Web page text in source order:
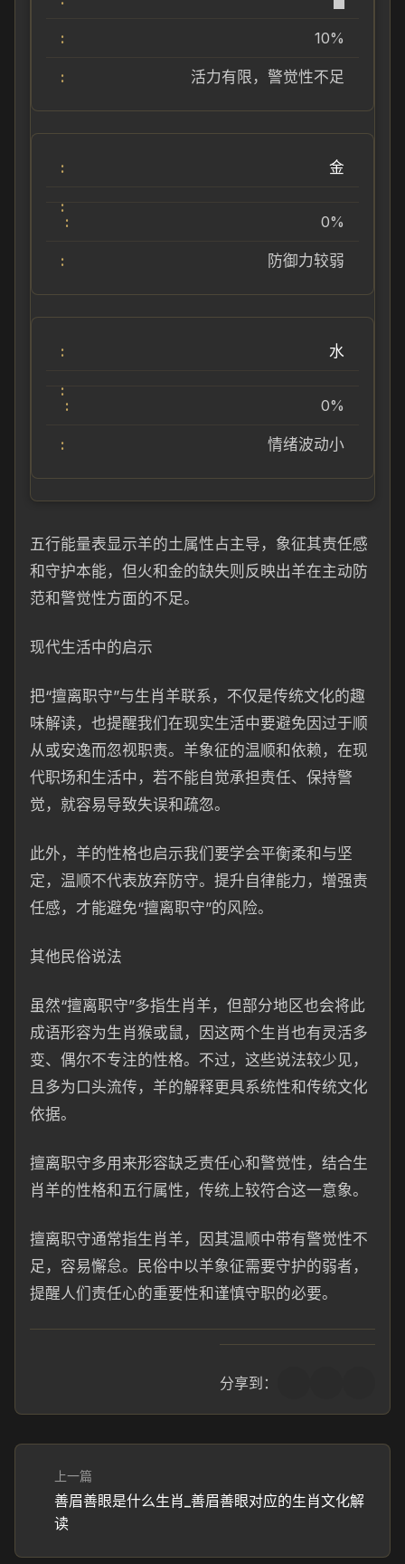
10%
活力有限，警觉性不足
金
0%
防御力较弱
水
0%
情绪波动小
五行能量表显示羊的土属性占主导，象征其责任感
和守护本能，但火和金的缺失则反映出羊在主动防
范和警觉性方面的不足。
现代生活中的启示
把“擅离职守”与生肖羊联系，不仅是传统文化的趣
味解读，也提醒我们在现实生活中要避免因过于顺
从或安逸而忽视职责。羊象征的温顺和依赖，在现
代职场和生活中，若不能自觉承担责任、保持警
觉，就容易导致失误和疏忽。
此外，羊的性格也启示我们要学会平衡柔和与坚
定，温顺不代表放弃防守。提升自律能力，增强责
任感，才能避免“擅离职守”的风险。
其他民俗说法
虽然“擅离职守”多指生肖羊，但部分地区也会将此
成语形容为生肖猴或鼠，因这两个生肖也有灵活多
变、偶尔不专注的性格。不过，这些说法较少见，
且多为口头流传，羊的解释更具系统性和传统文化
依据。
擅离职守多用来形容缺乏责任心和警觉性，结合生
肖羊的性格和五行属性，传统上较符合这一意象。
擅离职守通常指生肖羊，因其温顺中带有警觉性不
足，容易懈怠。民俗中以羊象征需要守护的弱者，
提醒人们责任心的重要性和谨慎守职的必要。
分享到：
上一篇
善眉善眼是什么生肖_善眉善眼对应的生肖文化解
读